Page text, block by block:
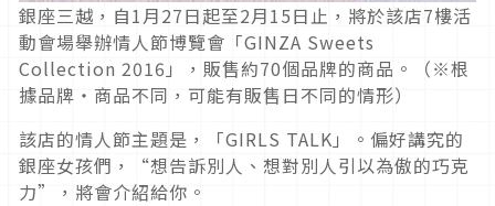
銀座三越，自1月27日起至2月15日止，將於該店7樓活
動會場舉辦情人節博覽會「GINZA Sweets
Collection 2016」，販售約70個品牌的商品。（※根
據品牌・商品不同，可能有販售日不同的情形）
該店的情人節主題是，「GIRLS TALK」。偏好講究的
銀座女孩們，“想告訴別人、想對別人引以為傲的巧克
力”，將會介紹給你。